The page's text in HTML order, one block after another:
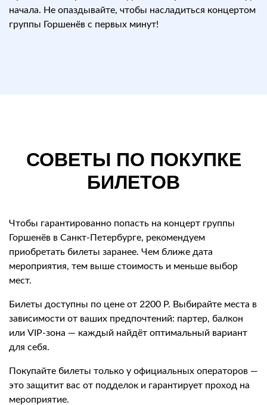
начала. Не опаздывайте, чтобы насладиться концертом
группы Горшенёв с первых минут!
СОВЕТЫ ПО ПОКУПКЕ
БИЛЕТОВ
Чтобы гарантированно попасть на концерт группы
Горшенёв в Санкт-Петербурге, рекомендуем
приобретать билеты заранее. Чем ближе дата
мероприятия, тем выше стоимость и меньше выбор
мест.
Билеты доступны по цене от 2200 Р. Выбирайте места в
зависимости от ваших предпочтений: партер, балкон
или VIP-зона — каждый найдёт оптимальный вариант
для себя.
Покупайте билеты только у официальных операторов —
это защитит вас от подделок и гарантирует проход на
мероприятие.